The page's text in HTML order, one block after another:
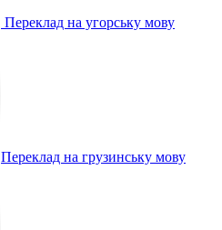
Переклад на угорську мову
Переклад на грузинську мову